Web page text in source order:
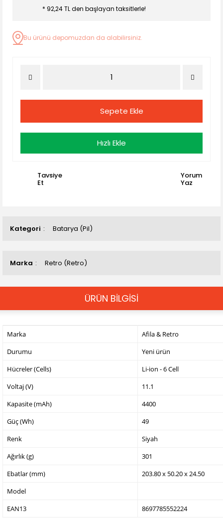
Kategori Batarya (Pil)
Marka Retro (Retro)
* 92,24 TL den başlayan taksitlerle!
Bu ürünü depomuzdan da alabilirsiniz.
Sepete Ekle
Hızlı Ekle
Tavsiye
Et
Yorum
Yaz
ÜRÜN BİLGİSİ
Marka
Afila & Retro
Durumu
Yeni ürün
Hücreler (Cells)
Li-ion - 6 Cell
Voltaj (V)
11.1
Kapasite (mAh)
4400
Güç (Wh)
49
Renk
Siyah
Ağırlık (g)
301
Ebatlar (mm)
203.80 x 50.20 x 24.50
Model
EAN13
8697785552224